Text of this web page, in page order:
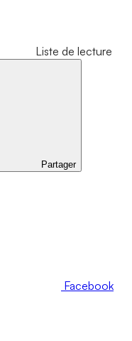
Liste de lecture
Partager
Facebook